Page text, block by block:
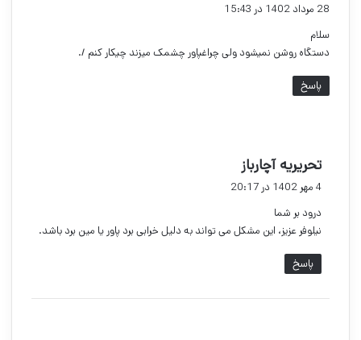
28 مرداد 1402 در 15:43
سلام
دستگاه روشن نمیشود ولی چراغپاور چشمک میزند چیکار کنم /.
پاسخ
تحریریه آچارباز
ف
4 مهر 1402 در 20:17
درود بر شما
نیلوفر عزیز، این مشکل می تواند به دلیل خرابی برد پاور یا مین برد باشد.
پاسخ